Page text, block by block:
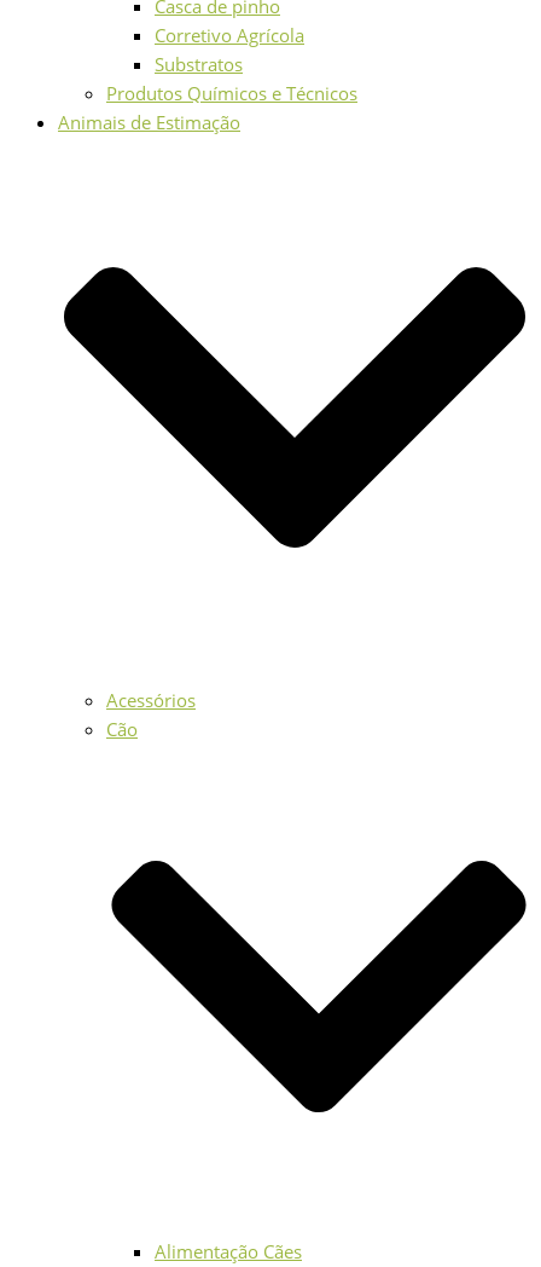
Casca de pinho
Corretivo Agrícola
Substratos
Produtos Químicos e Técnicos
Animais de Estimação
Acessórios
Cão
Alimentação Cães